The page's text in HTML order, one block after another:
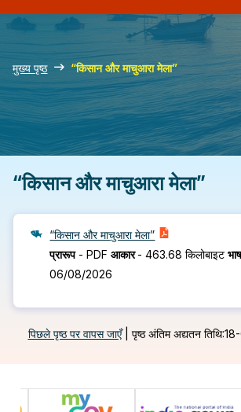
मुख्य पृष्ठ “किसान और माचुआरा मेला”
“किसान और माचुआरा मेला”
“किसान और माचुआरा मेला”
प्रारूप-PDF आकार-463.68 किलोबाइट
06/08/2026
पिछले पृष्ठ पर वापस जाएँ पृष्ठ अंतिम अद्यतन